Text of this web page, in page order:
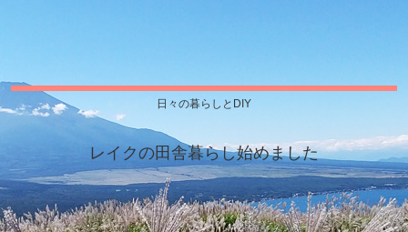
日々の暮らしとDIY
レイクの田舎暮らし始めました